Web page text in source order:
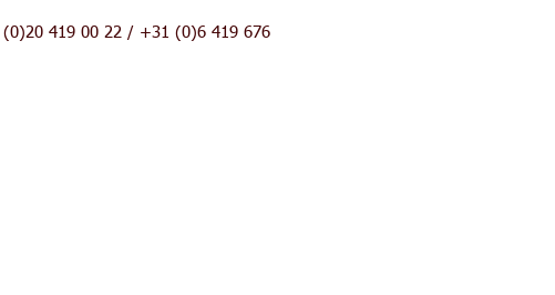
419 00 22 / +31 (0)6 419 676